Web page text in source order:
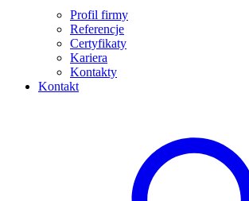
Profil firmy
Referencje
Certyfikaty
Kariera
Kontakty
Kontakt